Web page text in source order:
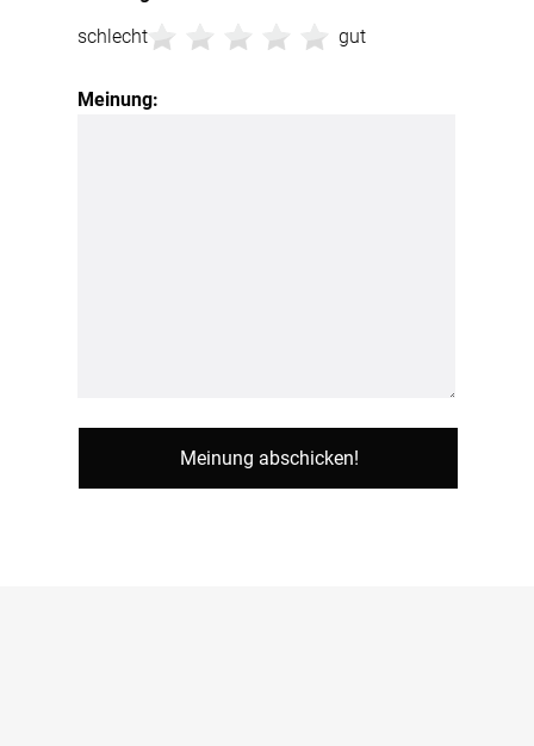
schlecht
gut
Meinung: